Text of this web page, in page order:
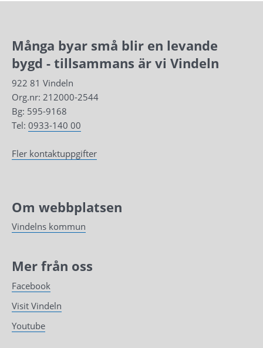
Många byar små blir en levande
bygd - tillsammans är vi Vindeln
922 81 Vindeln
Org.nr: 212000-2544
Bg: 595-9168
Tel: 0933-140 00
Fler kontaktuppgifter
Om webbplatsen
Vindelns kommun
Mer från oss
Facebook
Visit Vindeln
Youtube